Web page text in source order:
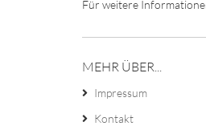
Für weitere
MEHR ÜBER...
Impressum
Kontakt